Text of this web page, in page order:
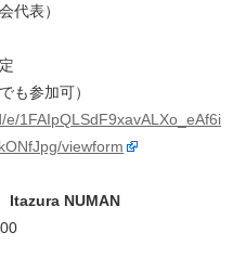
代表）
も参加可）
1FAIpQLSdF9xavALXo_eAf6i
viewform
​Itazura NUMAN